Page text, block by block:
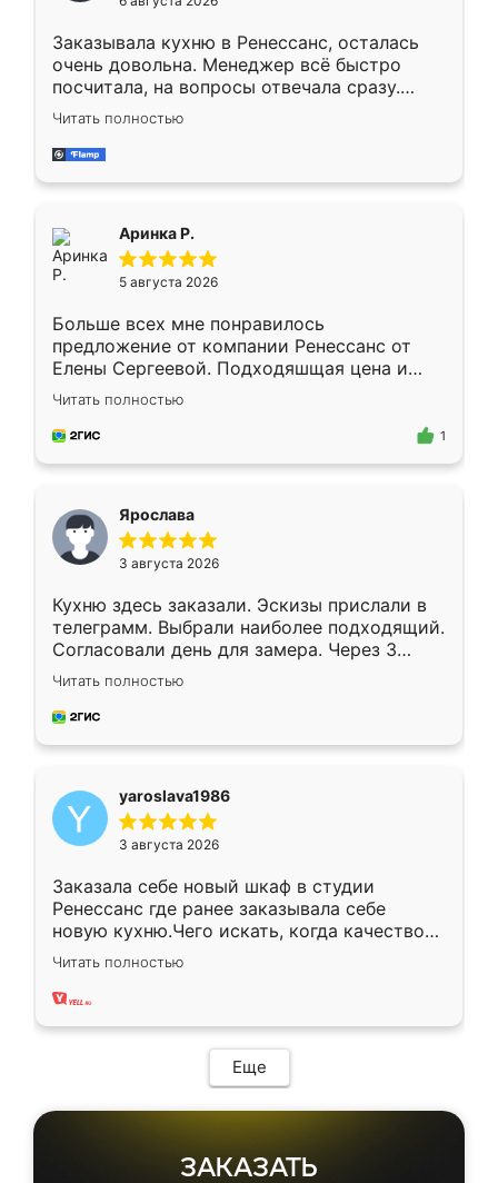
мебели буду заказывать только здесь.
Заказывала кухню в Ренессанс, осталась
очень довольна. Менеджер всё быстро
посчитала, на вопросы отвечала сразу.
Замерщик приехал в субботу, подошёл к
делу со всей ответственностью. Собрали
за день, ребята работали аккуратно, даже
Читать полностью
Аринка Р.
5 августа 2026
Больше всех мне понравилось
предложение от компании Ренессанс от
Елены Сергеевой. Подходяшщая цена и
короткие сроки изготовления. Приехавший
для замера сотрудник Владислав
предложил по моему эскизу самый
Читать полностью
1
Ярослава
3 августа 2026
Кухню здесь заказали. Эскизы прислали в
телеграмм. Выбрали наиболее подходящий.
Согласовали день для замера. Через 3
недели кухня была уже готова. Остались
довольны работой. Спасибо Ренессанс
мебель за качественную работу!
Читать полностью
yaroslava1986
3 августа 2026
Заказала себе новый шкаф в студии
Ренессанс где ранее заказывала себе
новую кухню.Чего искать, когда качеством
вполне довольна. Служит кухня уже почти
два года, нареканий нет.
Читать полностью
Еще
ЗАКАЗАТЬ